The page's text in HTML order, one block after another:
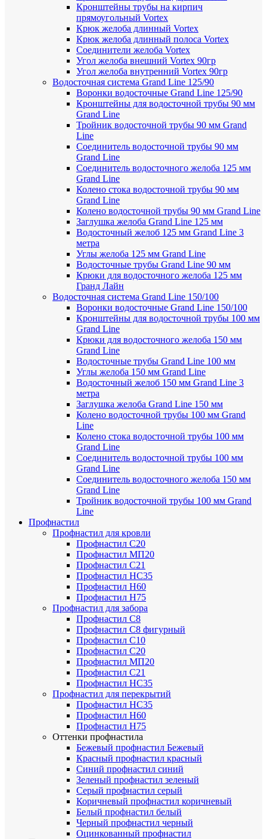
Кронштейны трубы на кирпич
прямоугольный Vortex
Крюк желоба длинный Vortex
Крюк желоба длинный полоса Vortex
Соединители желоба Vortex
Угол желоба внешний Vortex 90гр
Угол желоба внутренний Vortex 90гр
Водосточная система Grand Line 125/90
Воронки водосточные Grand Line 125/90
Кронштейны для водосточной трубы 90 мм
Grand Line
Тройник водосточной трубы 90 мм Grand
Line
Соединитель водосточной трубы 90 мм
Grand Line
Соединитель водосточного желоба 125 мм
Grand Line
Колено стока водосточной трубы 90 мм
Grand Line
Колено водосточной трубы 90 мм Grand Line
Заглушка желоба Grand Line 125 мм
Водосточный желоб 125 мм Grand Line 3
метра
Углы желоба 125 мм Grand Line
Водосточные трубы Grand Line 90 мм
Крюки для водосточного желоба 125 мм
Гранд Лайн
Водосточная система Grand Line 150/100
Воронки водосточные Grand Line 150/100
Кронштейны для водосточной трубы 100 мм
Grand Line
Крюки для водосточного желоба 150 мм
Grand Line
Водосточные трубы Grand Line 100 мм
Углы желоба 150 мм Grand Line
Водосточный желоб 150 мм Grand Line 3
метра
Заглушка желоба Grand Line 150 мм
Колено водосточной трубы 100 мм Grand
Line
Колено стока водосточной трубы 100 мм
Grand Line
Соединитель водосточной трубы 100 мм
Grand Line
Соединитель водосточного желоба 150 мм
Grand Line
Тройник водосточной трубы 100 мм Grand
Line
Профнастил
Профнастил для кровли
Профнастил С20
Профнастил МП20
Профнастил С21
Профнастил НС35
Профнастил Н60
Профнастил Н75
Профнастил для забора
Профнастил С8
Профнастил С8 фигурный
Профнастил С10
Профнастил С20
Профнастил МП20
Профнастил С21
Профнастил НС35
Профнастил для перекрытий
Профнастил НС35
Профнастил Н60
Профнастил Н75
Оттенки профнастила
Бежевый профнастил Бежевый
Красный профнастил красный
Синий профнастил синий
Зеленый профнастил зеленый
Серый профнастил серый
Коричневый профнастил коричневый
Белый профнастил белый
Черный профнастил черный
Оцинкованный профнастил